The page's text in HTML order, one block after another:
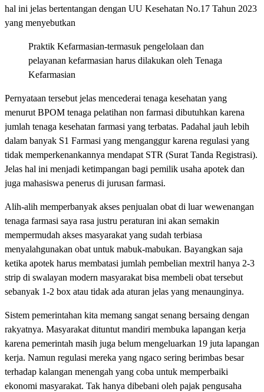
hal ini jelas bertentangan dengan UU Kesehatan No.17 Tahun 2023
yang menyebutkan
Praktik Kefarmasian-termasuk pengelolaan dan
pelayanan kefarmasian harus dilakukan oleh Tenaga
Kefarmasian
Pernyataan tersebut jelas mencederai tenaga kesehatan yang
menurut BPOM tenaga pelatihan non farmasi dibutuhkan karena
jumlah tenaga kesehatan farmasi yang terbatas. Padahal jauh lebih
dalam banyak S1 Farmasi yang menganggur karena regulasi yang
tidak memperkenankannya mendapat STR (Surat Tanda Registrasi).
Jelas hal ini menjadi ketimpangan bagi pemilik usaha apotek dan
juga mahasiswa penerus di jurusan farmasi.
Alih-alih memperbanyak akses penjualan obat di luar wewenangan
tenaga farmasi saya rasa justru peraturan ini akan semakin
mempermudah akses masyarakat yang sudah terbiasa
menyalahgunakan obat untuk mabuk-mabukan. Bayangkan saja
ketika apotek harus membatasi jumlah pembelian mextril hanya 2-3
strip di swalayan modern masyarakat bisa membeli obat tersebut
sebanyak 1-2 box atau tidak ada aturan jelas yang menaunginya.
Sistem pemerintahan kita memang sangat senang bersaing dengan
rakyatnya. Masyarakat dituntut mandiri membuka lapangan kerja
karena pemerintah masih juga belum mengeluarkan 19 juta lapangan
kerja. Namun regulasi mereka yang ngaco sering berimbas besar
terhadap kalangan menengah yang coba untuk memperbaiki
ekonomi masyarakat. Tak hanya dibebani oleh pajak pengusaha